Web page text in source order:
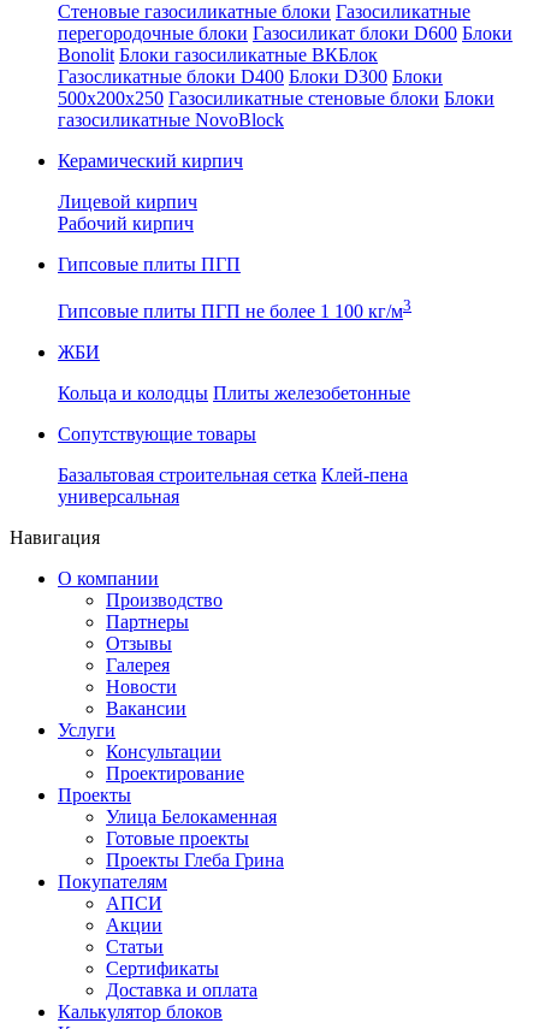
Стеновые газосиликатные блоки Газосиликатные
перегородочные блоки Газосиликат блоки D600 Блоки
Bonolit Блоки газосиликатные ВКБлок
Газосликатные блоки D400 Блоки D300 Блоки
500x200x250 Газосиликатные стеновые блоки Блоки
газосиликатные NovoBlock
Керамический кирпич
Лицевой кирпич
Рабочий кирпич
Гипсовые плиты ПГП
Гипсовые плиты ПГП не более 1 100 кг/м3
ЖБИ
Кольца и колодцы Плиты железобетонные
Сопутствующие товары
Базальтовая строительная сетка Клей-пена
универсальная
Навигация
О компании
Производство
Партнеры
Отзывы
Галерея
Новости
Вакансии
Услуги
Консультации
Проектирование
Проекты
Улица Белокаменная
Готовые проекты
Проекты Глеба Грина
Покупателям
АПСИ
Акции
Статьи
Сертификаты
Доставка и оплата
Калькулятор блоков